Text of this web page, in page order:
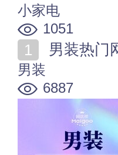
小家电
1051
男装热门
男装
6887